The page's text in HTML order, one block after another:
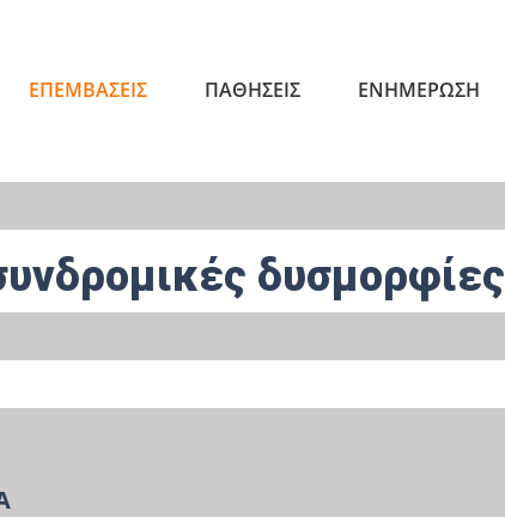
ΕΠΕΜΒΑΣΕΙΣ ΠΑΘΗΣΕΙΣ ΕΝΗΜΕΡΩΣΗ
δυσμορφίες